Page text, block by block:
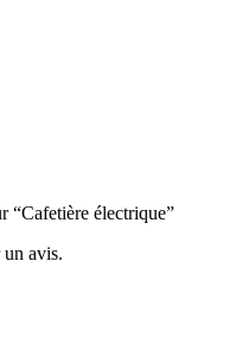
“Cafetière électrique”
avis.